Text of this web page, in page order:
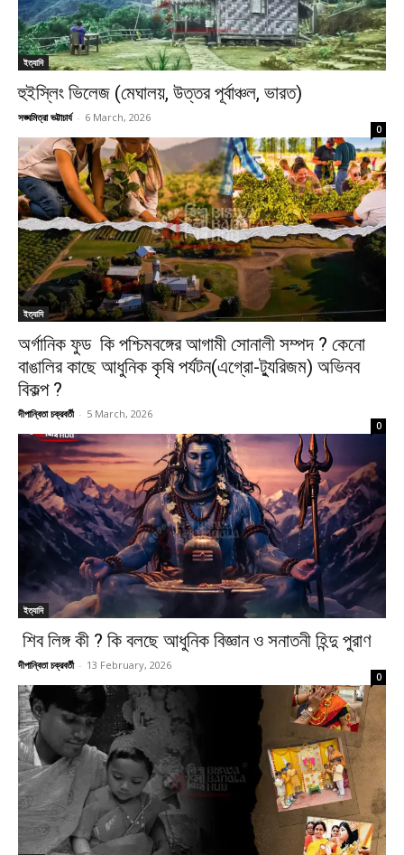
ইত্যাদি
হুইস্লিং ভিলেজ (মেঘালয়, উত্তর পূর্বাঞ্চল, ভারত)
সঙ্ঘমিত্রা ভট্টাচার্য - 6 March, 2026
0
ইত্যাদি
অর্গানিক ফুড কি পশ্চিমবঙ্গের আগামী সোনালী সম্পদ ? কেনো
বাঙালির কাছে আধুনিক কৃষি পর্যটন(এগ্রো-ট্যুরিজম) অভিনব
বিকল্প ?
দীপান্বিতা চক্রবর্তী - 5 March, 2026
0
ইত্যাদি
শিব লিঙ্গ কী ? কি বলছে আধুনিক বিজ্ঞান ও সনাতনী হিন্দু পুরাণ
দীপান্বিতা চক্রবর্তী - 13 February, 2026
0